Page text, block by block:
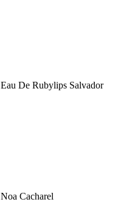
Eau De Rubylips Salvador
Noa Cacharel